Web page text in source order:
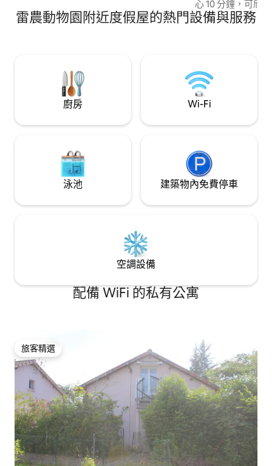
拉(Santiago de Compostela)的路上，一
個美麗、寬敞和舒適的天然木製拖車坐落
心 10 分鐘，可欣
步道的起點。 Wi-Fi分享手機連接很好用 鑰
匙盒 Tiny 房源的露臺上還有一個按摩浴缸
雷農動物園附近度假屋的熱門設備與服務
廚房 Wi-Fi
泳池 建築物內免費停車
空調設備
配備 WiFi 的私有公寓
旅客精選
旅客精選